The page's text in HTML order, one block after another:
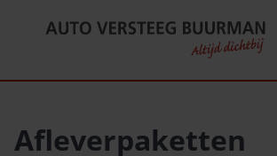
Afleverpaketten